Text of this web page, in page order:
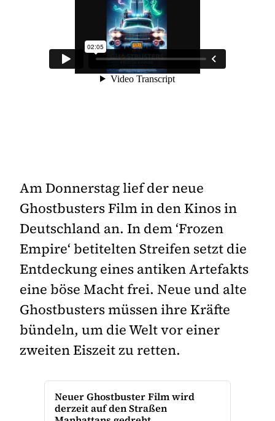
Am Donnerstag lief der neue
Ghostbusters Film in den Kinos in
Deutschland an. In dem ‘Frozen
Empire‘ betitelten Streifen setzt die
Entdeckung eines antiken Artefakts
eine böse Macht frei. Neue und alte
Ghostbusters müssen ihre Kräfte
bündeln, um die Welt vor einer
zweiten Eiszeit zu retten.
Neuer Ghostbuster Film wird
derzeit auf den Straßen